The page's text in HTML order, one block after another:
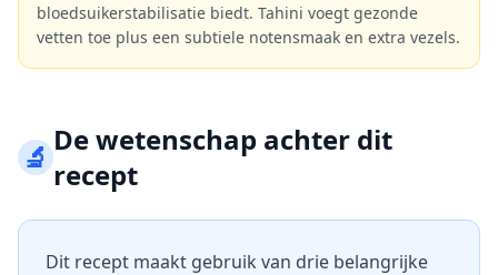
bloedsuikerstabilisatie biedt. Tahini voegt gezonde
vetten toe plus een subtiele notensmaak en extra vezels.
🔬De wetenschap achter dit
recept
Dit recept maakt gebruik van drie belangrijke